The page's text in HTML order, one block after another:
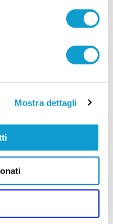
Mostra dettagli
unisce, crea legami e
quella 2015/16, si
del Montemilone Pollenza che,
nel test
st: